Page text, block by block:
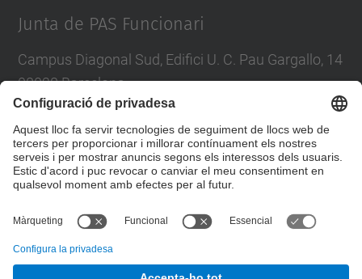
Junta de PAS Funcionari
Campus Diagonal Sud, Edifici U. C. Pau Gargallo, 14
08028 Barcelona
E-mail :junta.pasf@upc.edu
Formulari de contacte